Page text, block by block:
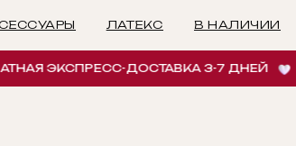
ЛАТЕКС В НАЛИЧИИ
ЭКСПРЕСС-ДОСТАВКА 3-7 ДНЕЙ